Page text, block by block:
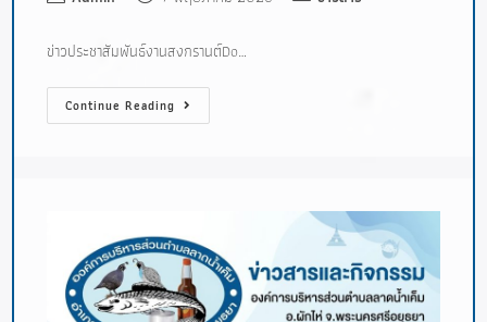
ข่าวประชาสัมพันธ์งานสงกรานต์Do…
Continue Reading